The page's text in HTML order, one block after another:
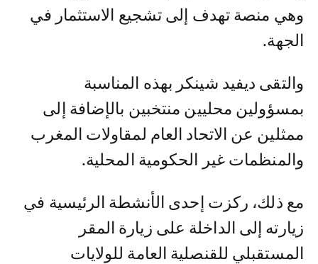
وهي منصة تهدف إلى تشجيع الاستثمار في
الجهة.
والتقى ديفيد شينكر بهذه المناسبة
بمسؤولين محليين منتخبين بالإضافة إلى
ممثلين عن الاتحاد العام لمقاولات المغرب
والمنظمات غير الحكومية المحلية.
مع ذلك، ركزت إحدى الأنشطة الرئيسية في
زيارته إلى الداخلة على زيارة المقر
المستقبلي للقنصلية العامة للولايات